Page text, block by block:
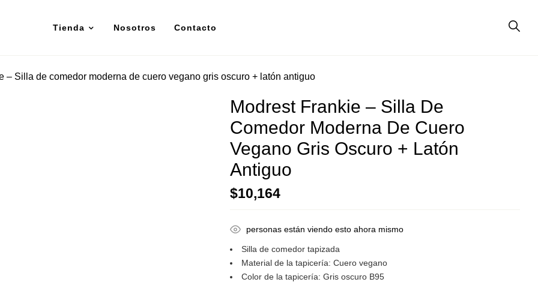
Tienda Nosotros Contacto
– Silla de comedor moderna de cuero vegano gris oscuro + latón antiguo
Modrest Frankie – Silla De
Comedor Moderna De Cuero
Vegano Gris Oscuro + Latón
Antiguo
$10,164
personas están viendo esto ahora mismo
Silla de comedor tapizada
Material de la tapicería: Cuero vegano
Color de la tapicería: Gris oscuro B95